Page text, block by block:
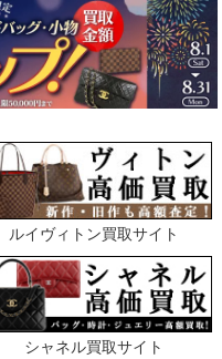
ルイヴィトン買取サイト
シャネル買取サイト